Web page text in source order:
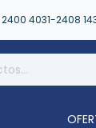
2400 4031-2408